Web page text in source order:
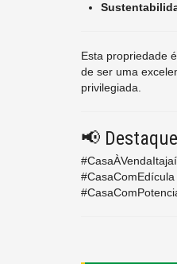
Esta propriedade
de ser uma
privilegiada.
📢